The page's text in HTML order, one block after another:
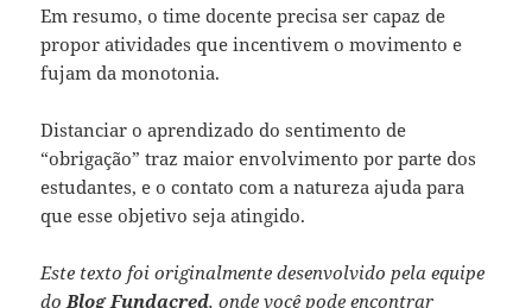
Em resumo, o time docente precisa ser capaz de
propor atividades que incentivem o movimento e
fujam da monotonia.
Distanciar o aprendizado do sentimento de
“obrigação” traz maior envolvimento por parte dos
estudantes, e o contato com a natureza ajuda para
que esse objetivo seja atingido.
Este texto foi originalmente desenvolvido pela equipe
do Blog Fundacred, onde você pode encontrar